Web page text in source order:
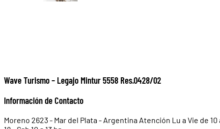
Wave Turismo – Legajo Mintur 5558 Res.0428/02
Información de Contacto
Moreno 2623 - Mar del Plata - Argentina Atención Lu a Vie de 10